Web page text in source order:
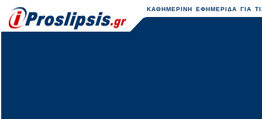
ΚΑΘΗΜΕΡΙΝΗ ΕΦΗΜΕΡΙΔΑ ΓΙΑ